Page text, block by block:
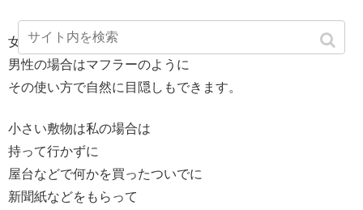
女性の場合ならショールのように
男性の場合はマフラーのように
その使い方で自然に目隠しもできます。
小さい敷物は私の場合は
持って行かずに
屋台などで何かを買ったついでに
新聞紙などをもらって